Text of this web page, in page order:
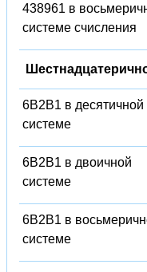
438961 в
системе счисления
6B2B1 в десятичной
системе
6B2B1 в двоичной
системе
6B2B1 в
системе